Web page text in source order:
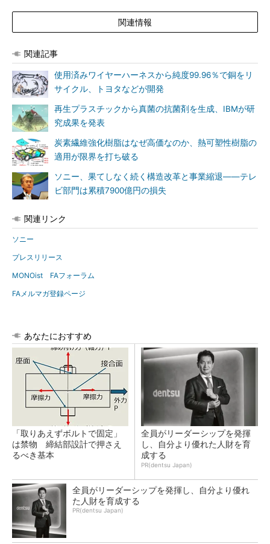
関連情報
関連記事
使用済みワイヤーハーネスから純度99.96％で銅をリ
サイクル、トヨタなどが開発
再生プラスチックから真菌の抗菌剤を生成、IBMが研
究成果を発表
炭素繊維強化樹脂はなぜ高価なのか、熱可塑性樹脂の
適用が限界を打ち破る
ソニー、果てしなく続く構造改革と事業縮退――テレ
ビ部門は累積7900億円の損失
関連リンク
ソニー
プレスリリース
MONOist FAフォーラム
FAメルマガ登録ページ
あなたにおすすめ
「取りあえずボルトで固定」
は禁物 締結部設計で押さえ
るべき基本
全員がリーダーシップを発揮
し、自分より優れた人財を育
成する
PR(dentsu Japan)
全員がリーダーシップを発揮し、自分より優れ
た人財を育成する
PR(dentsu Japan)